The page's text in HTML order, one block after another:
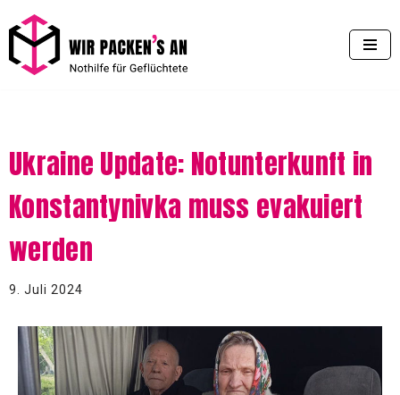
Zum
Inhalt
Ukraine Update: Notunterkunft in
Konstantynivka muss evakuiert
werden
9. Juli 2024